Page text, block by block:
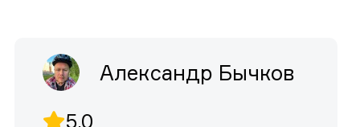
Александр Бычков
5,0